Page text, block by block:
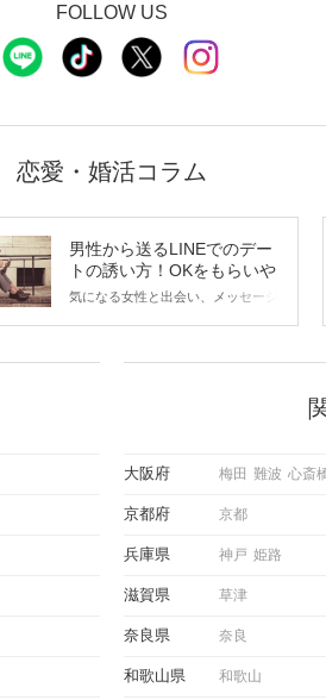
FOLLOW US
恋愛・婚活コラム
男性から送るLINEでのデー
トの誘い方！OKをもらいや
すいメッセージのコツは？
気になる女性と出会い、メッセージ
も混じえながら解説するので、ぜひ
大阪府 梅田 難波 心斎
京都府 京都
兵庫県 神戸 姫路
滋賀県 草津
奈良県 奈良
和歌山県 和歌山